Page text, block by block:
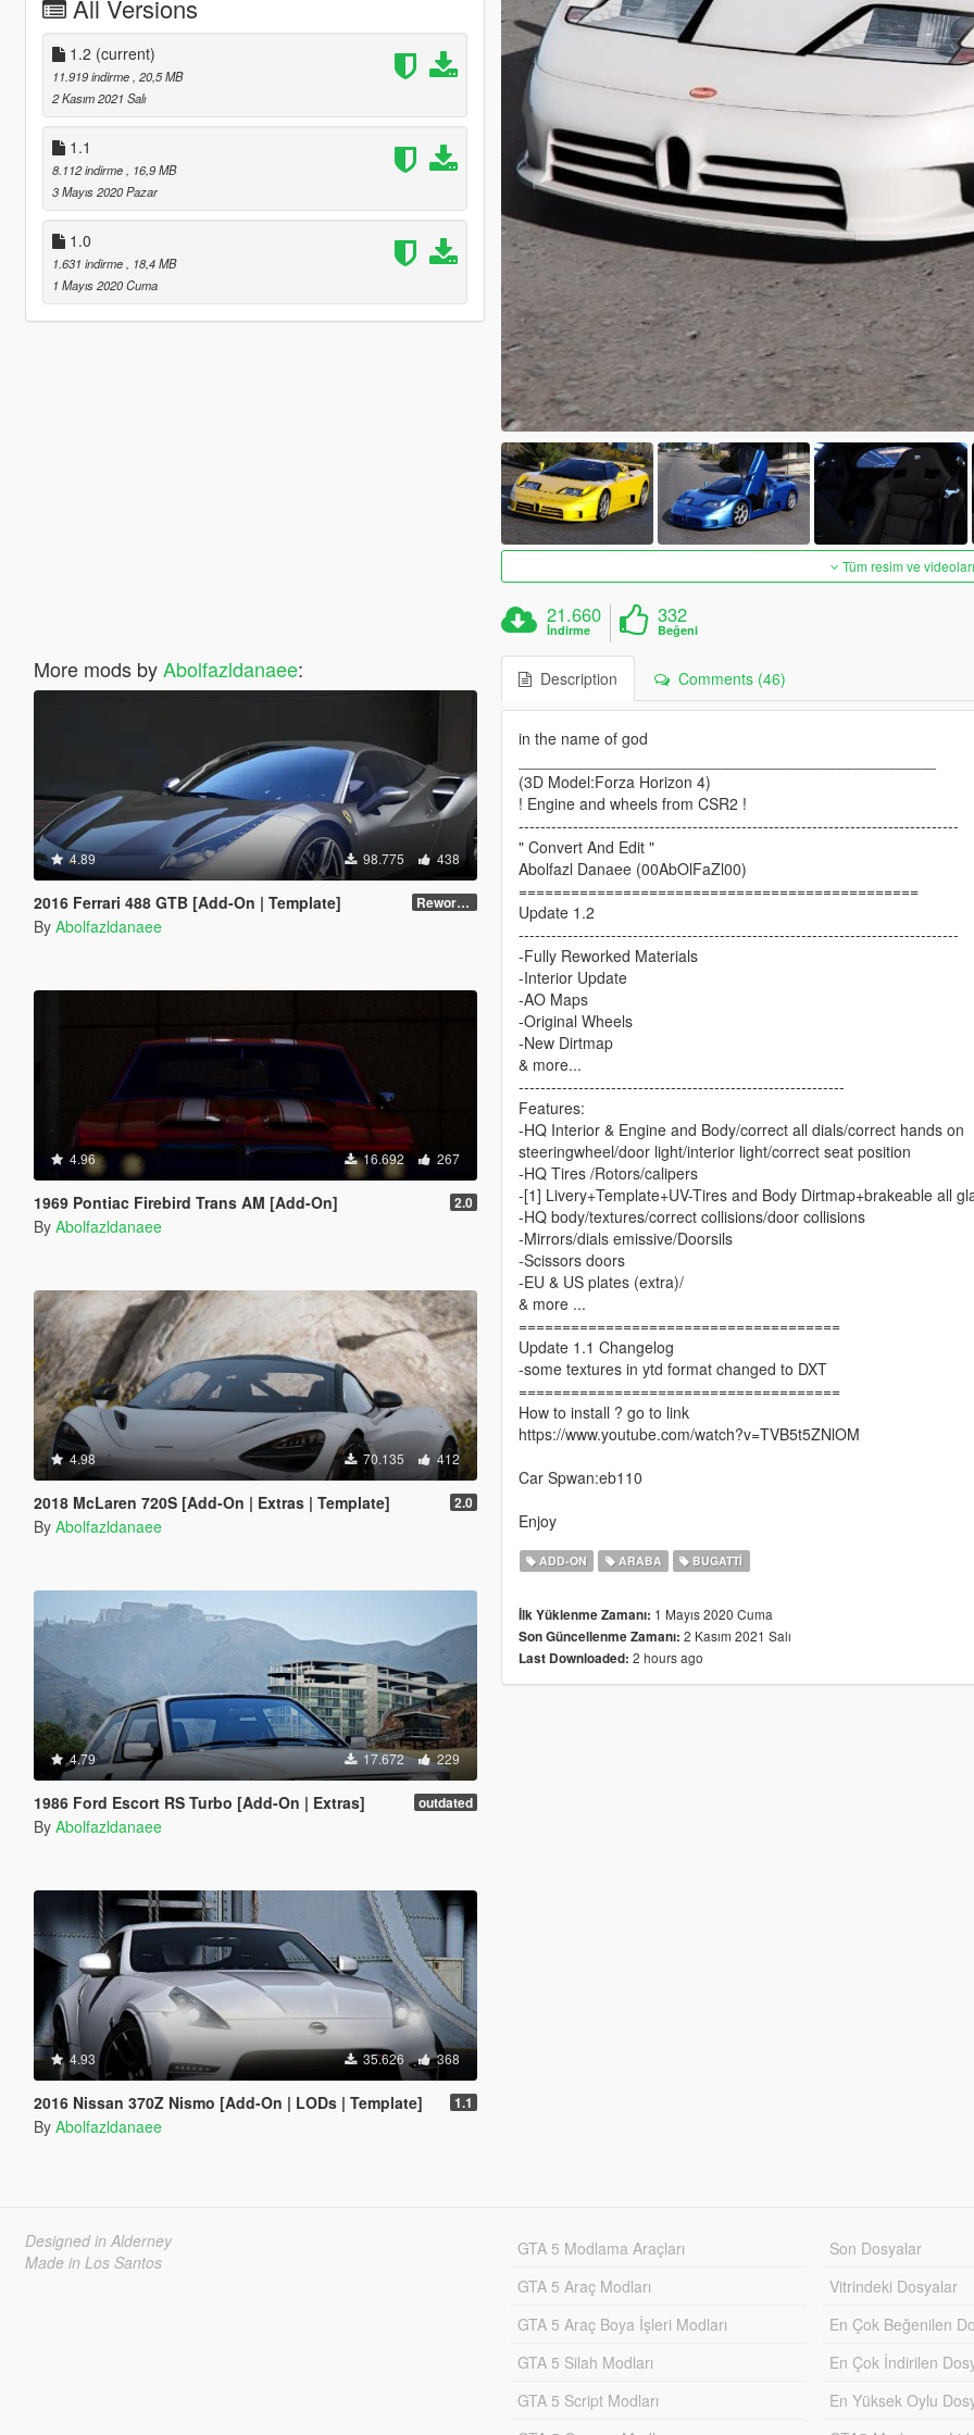
All Versions
1.2 (current)
11.919 indirme , 20,5 MB
2 Kasım 2021 Salı
1.1
8.112 indirme
, 16,9 MB
3 Mayıs 2020 Pazar
1.0
1.631 indirme
, 18,4 MB
1 Mayıs 2020 Cuma
More mods byAbolfazldanaee:
4.89 98.775 438
2016 Ferrari 488 GTB [Add-On | Template] Reworked 2.0
By Abolfazldanaee
4.96 16.692 267
1969 Pontiac Firebird Trans AM [Add-On] 2.0
By Abolfazldanaee
4.98 70.135 412
2018 McLaren 720S [Add-On | Extras | Template] 2.0
By Abolfazldanaee
4.79 17.672 229
1986 Ford Escort RS Turbo [Add-On | Extras] outdated
By Abolfazldanaee
4.93 35.626 368
2016 Nissan 370Z Nismo [Add-On | LODs | Template] 1.1
By Abolfazldanaee
Tüm resim ve
21.660
İndirme
332
Beğeni
Description Comments (46)
in the name of god
(3D Model:Forza Horizon 4)
! Engine and wheels from CSR2 !
---------------------------------------------------------------------------------
" Convert And Edit "
Abolfazl Danaee (00AbOlFaZl00)
==============================================
Update 1.2
---------------------------------------------------------------------------------
-Fully Reworked Materials
-Interior Update
-AO Maps
-Original Wheels
-New Dirtmap
& more...
------------------------------------------------------------
Features:
-HQ Interior & Engine and Body/correct all dials/correct hands on
steeringwheel/door light/interior light/correct seat position
-HQ Tires /Rotors/calipers
-[1] Livery+Template+UV-Tires and Body Dirtmap+brakeable all
-HQ body/textures/correct collisions/door collisions
-Mirrors/dials emissive/Doorsils
-Scissors doors
-EU & US plates (extra)/
& more ...
=====================================
Update 1.1 Changelog
-some textures in ytd format changed to DXT
=====================================
How to install ? go to link
https://www.youtube.com/watch?v=TVB5t5ZNlOM
Car Spwan:eb110
Enjoy
ADD-ON ARABA BUGATTI
İlk Yüklenme Zamanı: 1 Mayıs 2020 Cuma
Son Güncellenme Zamanı: 2 Kasım 2021 Salı
Last Downloaded: 2 hours ago
Designed in Alderney
Made in Los Santos
GTA 5 Modlama Araçları
GTA 5 Araç Modları
GTA 5 Araç Boya İşleri Modları
GTA 5 Silah Modları
GTA 5 Script Modları
Son Dosyalar
Vitrindeki Dosyalar
En Çok Beğenilen
En Çok İndirilen
En Yüksek Oylu